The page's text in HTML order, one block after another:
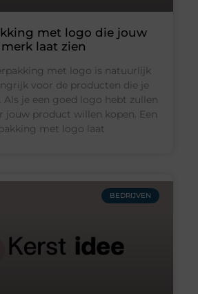
met logo die jouw
merk laat zien
met logo is natuurlijk
voor de producten die je
Als je een goed logo hebt zullen
jouw product willen kopen. Een
met logo laat
BEDRIJVEN